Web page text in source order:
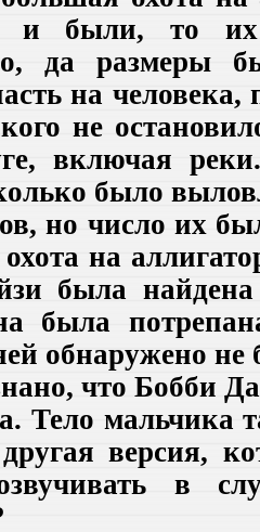
и были, то
да размеры
на человека,
не
включая
было
но число их
на
была
была
обнаружено
что Бобби
. Тело мальчика
версия,
в